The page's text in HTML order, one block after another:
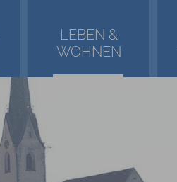
LEBEN &
WOHNEN